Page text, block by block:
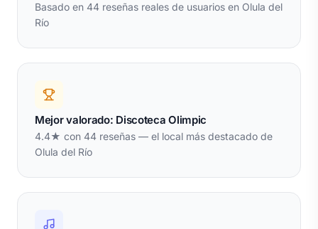
Basado en 44 reseñas reales de usuarios en Olula del
Río
Mejor valorado: Discoteca Olimpic
4.4★ con 44 reseñas — el local más destacado de
Olula del Río